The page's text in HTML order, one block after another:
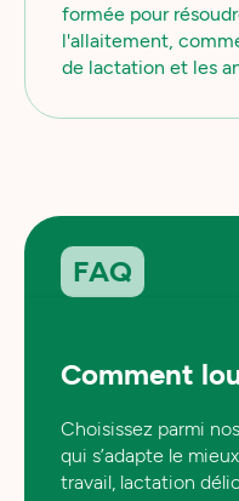
formée pour
l'allaitement,
de lactation et les
FAQ
Comment
Choisissez parmi nos
qui s’adapte le
travail, lactation